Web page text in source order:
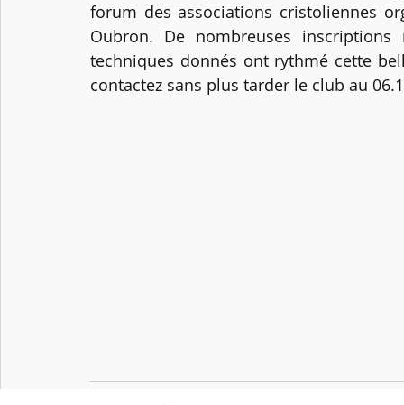
forum des associations cristoliennes
Oubron. De nombreuses
techniques donnés ont rythmé cette
contactez sans plus tarder le club au